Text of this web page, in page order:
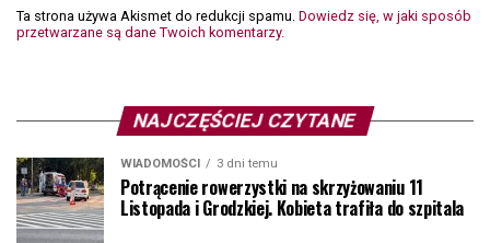
Ta strona używa Akismet do redukcji spamu. Dowiedz się, w jaki sposób
przetwarzane są dane Twoich komentarzy.
NAJCZĘŚCIEJ CZYTANE
WIADOMOŚCI 3 dni temu
Potrącenie rowerzystki na skrzyżowaniu 11
Listopada i Grodzkiej. Kobieta trafiła do szpitala